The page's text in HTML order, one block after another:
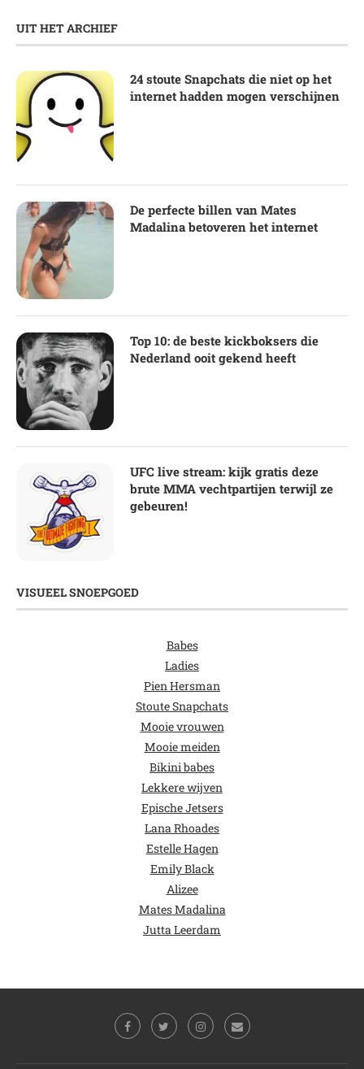
UIT HET ARCHIEF
24 stoute Snapchats die niet op het
internet hadden mogen verschijnen
De perfecte billen van Mates
Madalina betoveren het internet
Top 10: de beste kickboksers die
Nederland ooit gekend heeft
UFC live stream: kijk gratis deze
brute MMA vechtpartijen terwijl ze
gebeuren!
VISUEEL SNOEPGOED
Babes
Ladies
Pien Hersman
Stoute Snapchats
Mooie vrouwen
Mooie meiden
Bikini babes
Lekkere wijven
Epische Jetsers
Lana Rhoades
Estelle Hagen
Emily Black
Alizee
Mates Madalina
Jutta Leerdam